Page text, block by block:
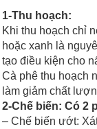
1-Thu hoạch:
Khi thu hoạch chỉ
hoặc xanh là
tạo điều kiện cho
Cà phê thu hoạch
làm giảm chất
2-Chế biến: Có 2
– Chế biến ướt: